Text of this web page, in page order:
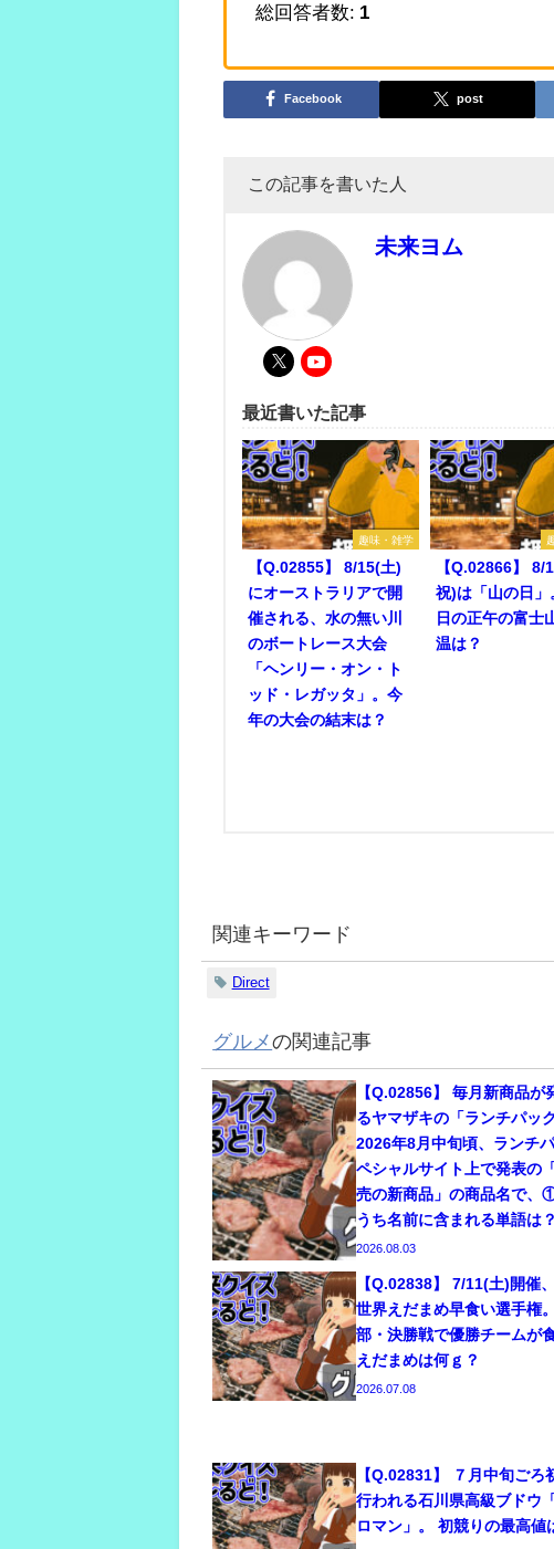
総回答者数: 1
Facebook post
この記事を書いた人
未来ヨム
最近書いた記事
趣味・雑学
【Q.02855】 8/15(土)
にオーストラリアで開
催される、水の無い川
のボートレース大会
「ヘンリー・オン・ト
ッド・レガッタ」。今
年の大会の結末は？
【Q.02866】 8/
祝)は「山の日」
日の正午の富士
温は？
関連キーワード
Direct
グルメの関連記事
【Q.02856】 毎月新商品が
るヤマザキの「ランチパック
2026年8月中旬頃、ランチ
ペシャルサイト上で発表の
売の新商品」の商品名で
うち名前に含まれる単語は？
2026.08.03
【Q.02838】 7/11(土)開催
世界えだまめ早食い選手権
部・決勝戦で優勝チームが
えだまめは何ｇ？
2026.07.08
【Q.02831】 ７月中旬ごろ
行われる石川県高級ブドウ
ロマン」。 初競りの最高値